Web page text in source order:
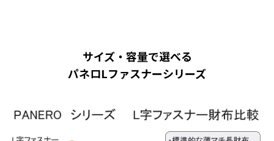
サイズ・容量で選べる
パネロLファスナーシリーズ